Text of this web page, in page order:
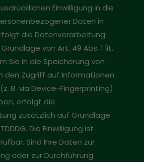
Einwilligung in die
Daten in
die Datenverarbeitung
von Art. 49 Abs. 1 lit.
Sie in die Speicherung von
den Zugriff auf Informationen
B. via Device-Fingerprinting)
erfolgt die
zusätzlich auf Grundlage
Die Einwilligung ist
Sind Ihre Daten zur
oder zur Durchführung